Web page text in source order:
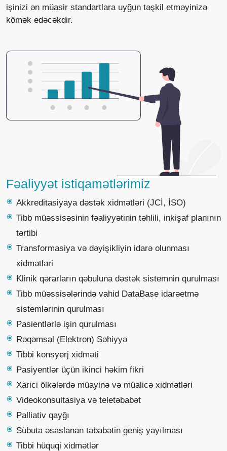
işinizi ən müasir standartlara uyğun təşkil etməyinizə
kömək edəcəkdir.
Fəaliyyət istiqamətlərimiz
Akkreditasiyaya dəstək xidmətləri (JCİ, İSO)
Tibb müəssisəsinin fəaliyyətinin təhlili, inkişaf planının
tərtibi
Transformasiya və dəyişikliyin idarə olunması
xidmətləri
Klinik qərarların qəbuluna dəstək sistemnin qurulması
Tibb müəssisələrində vahid DataBase idarəetmə
sistemlərinin qurulması
Pasientlərlə işin qurulması
Rəqəmsal (Elektron) Səhiyyə
Tibbi konsyerj xidməti
Pasiyentlər üçün ikinci həkim fikri
Xarici ölkələrdə müayinə və müalicə xidmətləri
Videokonsultasiya və teletəbabət
Palliativ qayğı
Sübuta əsaslanan təbabətin geniş yayılması
Tibbi hüquqi xidmətlər